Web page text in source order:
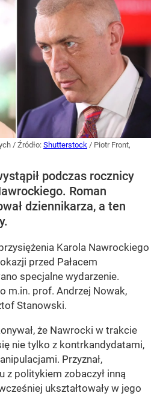
/ Źródło: Shutterstock / Piotr Front,
podczas rocznicy
Roman
dziennikarza, a ten
Karola Nawrockiego
przed Pałacem
specjalne wydarzenie.
m.in. prof. Andrzej Nowak,
Stanowski.
że Nawrocki w trakcie
nie tylko z kontrkandydatami,
Przyznał,
politykiem zobaczył inną
ukształtowały w jego